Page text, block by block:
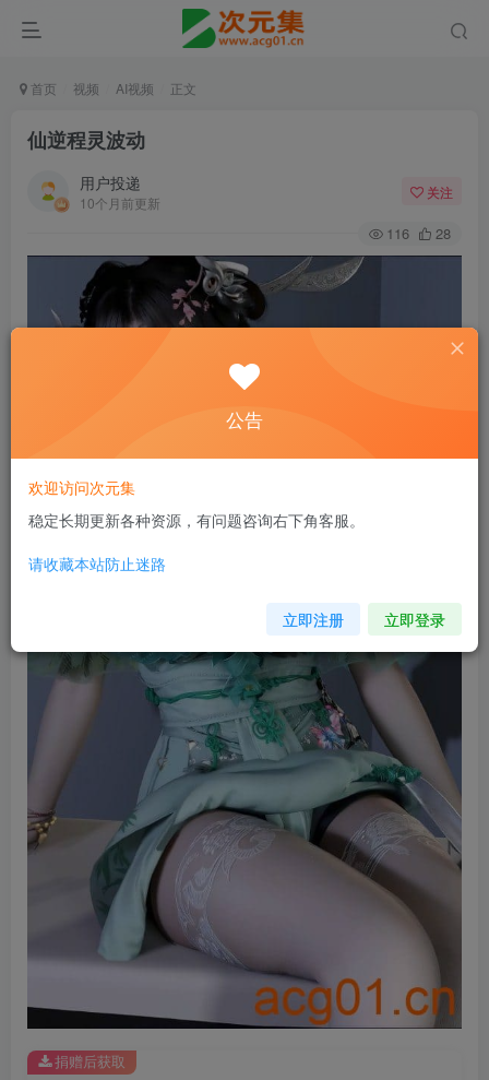
首页 视频 AI视频 正文
仙逆程灵波动
用户投递
10个月前更新
关注
116 28
捐赠后获取
公告
欢迎访问次元集
稳定长期更新各种资源，有问题咨询右下角客服。
请收藏本站防止迷路
立即注册 立即登录